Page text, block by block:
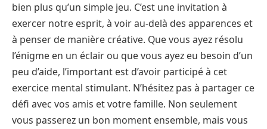
bien plus qu’un simple jeu. C’est une invitation à
exercer notre esprit, à voir au-delà des apparences et
à penser de manière créative. Que vous ayez résolu
l’énigme en un éclair ou que vous ayez eu besoin d’un
peu d’aide, l’important est d’avoir participé à cet
exercice mental stimulant. N’hésitez pas à partager ce
défi avec vos amis et votre famille. Non seulement
vous passerez un bon moment ensemble, mais vous